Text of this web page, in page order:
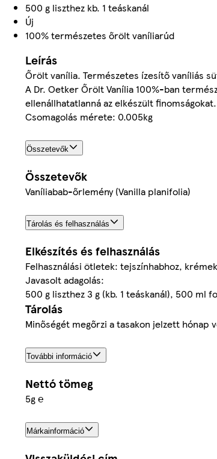
500 g liszthez kb. 1 teáskanál
Új
100% természetes őrölt vaníliarúd
Leírás
Őrölt vanília. Természetes ízesítő vaníliás
A Dr. Oetker Őrölt Vanília 100%-ban
ellenállhatatlanná az elkészült finomságokat.
Csomagolás mérete: 0.005kg
Összetevők
Összetevők
Vaníliabab-őrlemény (Vanilla planifolia)
Tárolás és felhasználás
Elkészítés és felhasználás
Felhasználási ötletek: tejszínhabhoz,
Javasolt adagolás:
500 g liszthez 3 g (kb. 1 teáskanál), 500 ml
Tárolás
Minőségét megőrzi a tasakon jelzett hónap
További információ
Nettó tömeg
5g ℮
Márkainformáció